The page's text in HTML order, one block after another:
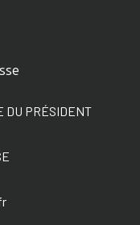
de
DU PRÉSIDENT